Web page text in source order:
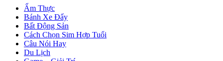
Ẩm Thực
Bánh Xe Đẩy
Bất Động Sản
Cách Chọn Sim Hợp Tuổi
Câu Nói Hay
Du Lịch